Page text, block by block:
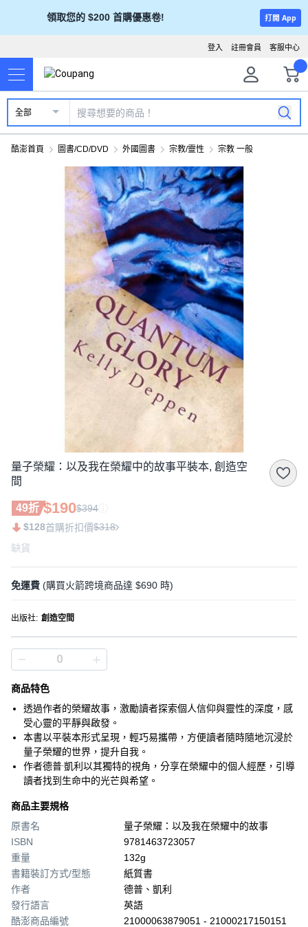
領取您的 $200 首購優惠卷! 打開 App
客服中心
註冊會員
登入
全部
酷澎首頁 圖書/CD/DVD 外國圖書 宗教/靈性 宗教 一般
量子榮耀：以及我在榮耀中的故事平裝本, 創造空
間
49折 $190$394
$128首購折扣價$318
缺貨
免運費 (購買火箭跨境商品達 $690 時)
出版社: 創造空間
商品特色
透過作者的榮耀故事，激勵讀者探索個人信仰與靈性的深度，感
受心靈的平靜與啟發。
本書以平裝本形式呈現，輕巧易攜帶，方便讀者隨時隨地沉浸於
量子榮耀的世界，提升自我。
作者德普·凱利以其獨特的視角，分享在榮耀中的個人經歷，引導
讀者找到生命中的光芒與希望。
商品主要規格
原書名
量子榮耀：以及我在榮耀中的故事
ISBN
9781463723057
重量
132g
書籍裝訂方式/型態
紙質書
作者
德普、凱利
發行語言
英語
酷澎商品編號
21000063879051 - 21000217150151